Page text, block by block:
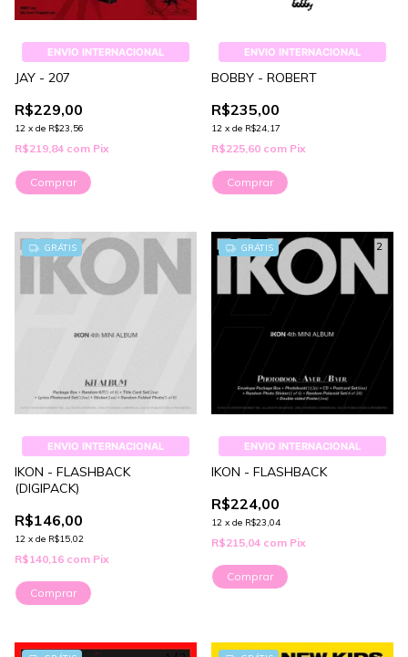
ENVIO INTERNACIONAL
JAY - 207
R$229,00
12 x de R$23,56
R$219,84 com Pix
Comprar
ENVIO INTERNACIONAL
BOBBY - ROBERT
R$235,00
12 x de R$24,17
R$225,60 com Pix
GRÁTIS
ENVIO INTERNACIONAL
IKON - FLASHBACK
(DIGIPACK)
R$146,00
12 x de R$15,02
R$140,16 com Pix
Comprar
2
GRÁTIS
ENVIO INTERNACIONAL
IKON - FLASHBACK
R$224,00
12 x de R$23,04
R$215,04 com Pix
Comprar